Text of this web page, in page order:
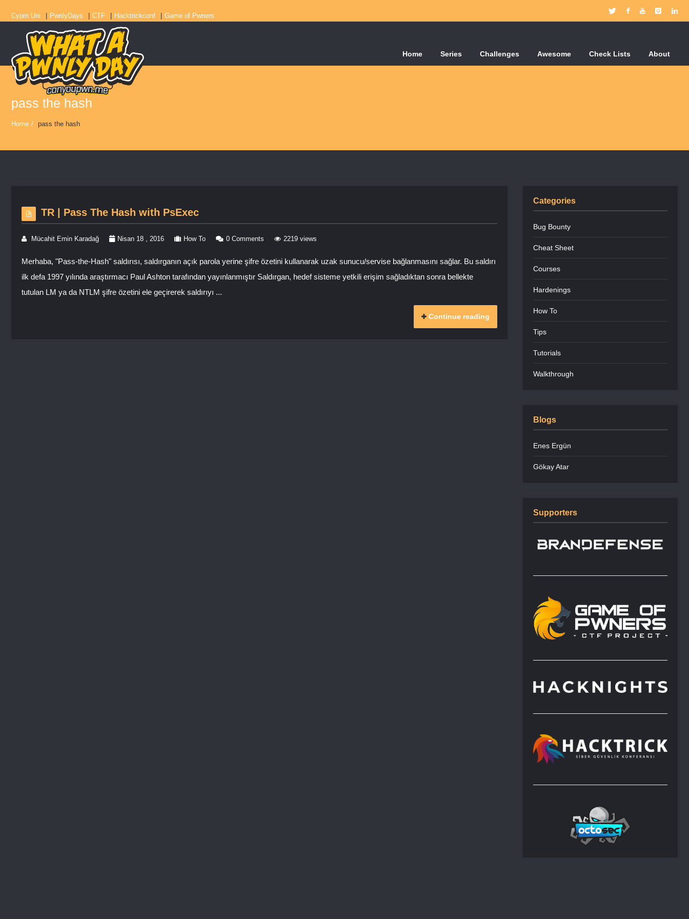
Cypm Uni PwnlyDays CTF Hacktrickconf Game of Pwners
Home Series Challenges Awesome Check Lists About
pass the hash
Home / pass the hash
TR | Pass The Hash with PsExec
Mücahit Emin Karadağ Nisan 18 , 2016 How To 0 Comments 2219 views
Merhaba, "Pass-the-Hash" saldırısı, saldırganın açık parola yerine şifre özetini kullanarak uzak sunucu/servise bağlanmasını sağlar. Bu saldırı
ilk defa 1997 yılında araştırmacı Paul Ashton tarafından yayınlanmıştır Saldırgan, hedef sisteme yetkili erişim sağladıktan sonra bellekte
tutulan LM ya da NTLM şifre özetini ele geçirerek saldırıyı ...
Continue reading
Categories
Bug Bounty
Cheat Sheet
Courses
Hardenings
How To
Tips
Tutorials
Walkthrough
Blogs
Enes Ergün
Gökay Atar
Supporters